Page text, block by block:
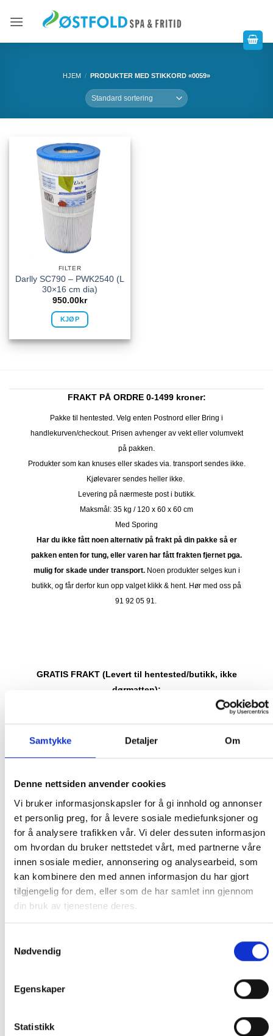
Samtykke Detaljer Om
Denne nettsiden anvender cookies
Vi bruker informasjonskapsler for å gi innhold og annonser
et personlig preg, for å levere sosiale mediefunksjoner og
for å analysere trafikken vår. Vi deler dessuten informasjon
om hvordan du bruker nettstedet vårt, med partnerne våre
innen sosiale medier, annonsering og analysearbeid, som
kan kombinere den med annen informasjon du har gjort
tilgjengelig for dem, eller som de har samlet inn gjennom
din bruk av tjenestene deres.
Nødvendig
Egenskaper
Statistikk
HJEM / PRODUKTER MED STIKKORD «0059»
FILTER
Darlly SC790 – PWK2540 (L
30×16 cm dia)
950.00 kr
KJØP
FRAKT PÅ ORDRE 0-1499 kroner:
Pakke til hentested. Velg enten Postnord eller Bring i
handlekurven/checkout. Prisen avhenger av vekt eller volumvekt
på pakken.
Produkter som kan knuses eller skades via. transport sendes ikke.
Kjølevarer sendes heller ikke.
Levering på nærmeste post i butikk.
Maksmål: 35 kg / 120 x 60 x 60 cm
Med Sporing
Har du ikke fått noen alternativ på frakt på din pakke så er
pakken enten for tung, eller varen har fått frakten fjernet pga.
mulig for skade under transport.Noen produkter selges kun i
butikk, og får derfor kun opp valget klikk & hent. Hør med oss på
91 92 05 91.
GRATIS FRAKT (Levert til hentested/butikk, ikke
dørmatten):
GRATIS FRAKT PÅ ORDRE OVER 1500 KR SOM KAN SENDES
MED POSTNORD. DET VIL SI PAKKER FRA 0-35 KG MED
35 kg / 105 x 40 x 40 cm
MED POSTNORD. (BOBLEBAD, LOKK , GRILL, PIZZAOVN OSV.) TA
KONTAKT FOR Å SJEKKE PRIS LEVERT HJEM TIL DEG FOR DISSE
PRIS AVHENGER AV STØRRELSE PÅ KOLLI OG POSTNUMMER TIL
KUNDE. CA. 1500- 4499 KR. OM DU IKKE TAR KONTAKT MED OSS
PÅ TELEFON FØR BESTILLING, BLIR DU KONTAKTET ETTER
BESTILLING.
Informasjon ved betaling med Vipps
Vi opplever for øyeblikket at enkelte kunder
ikke mottar ordrebekreftelse etter betaling med
registrert i vårt system.